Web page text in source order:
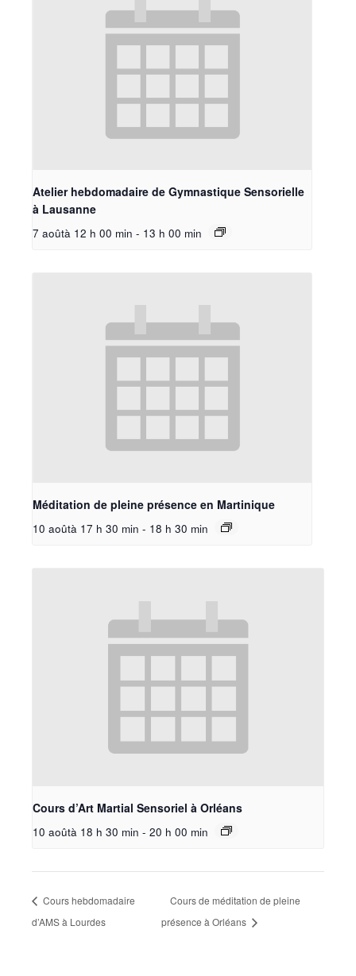
Atelier hebdomadaire de Gymnastique Sensorielle
à Lausanne
7 aoûtà 12 h 00 min - 13 h 00 min
Méditation de pleine présence en Martinique
10 aoûtà 17 h 30 min - 18 h 30 min
Cours d’Art Martial Sensoriel à Orléans
10 aoûtà 18 h 30 min - 20 h 00 min
Cours hebdomadaire
d’AMS à Lourdes
Cours de méditation de pleine
présence à Orléans